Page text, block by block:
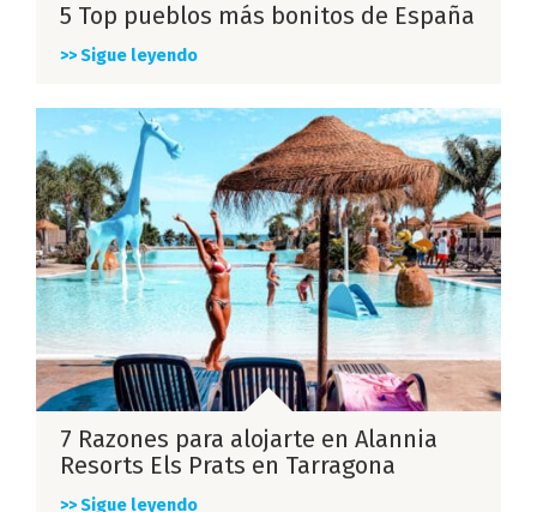
5 Top pueblos más bonitos de España
>> Sigue leyendo
7 Razones para alojarte en Alannia
Resorts Els Prats en Tarragona
>> Sigue leyendo